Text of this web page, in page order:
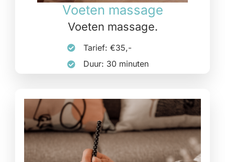
Voeten massage
Voeten massage.
Tarief: €35,-
Duur: 30 minuten